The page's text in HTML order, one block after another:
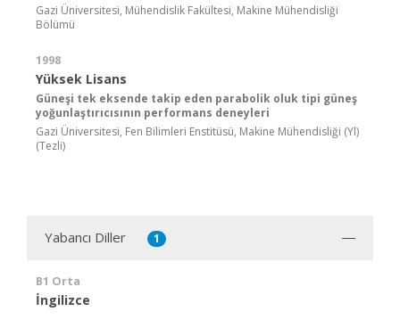
Gazi Üniversitesi, Mühendislik Fakültesi, Makine Mühendisliği
Bölümü
1998
Yüksek Lisans
Güneşi tek eksende takip eden parabolik oluk tipi güneş
yoğunlaştırıcısının performans deneyleri
Gazi Üniversitesi, Fen Bilimleri Enstitüsü, Makine Mühendisliği (Yl)
(Tezli)
Yabancı Diller 1
B1 Orta
İngilizce